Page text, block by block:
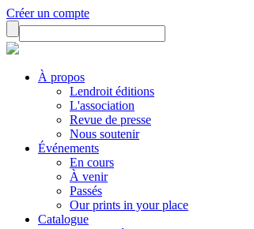
Créer un compte
À propos
Lendroit éditions
L'association
Revue de presse
Nous soutenir
Événements
En cours
À venir
Passés
Our prints in your place
Catalogue